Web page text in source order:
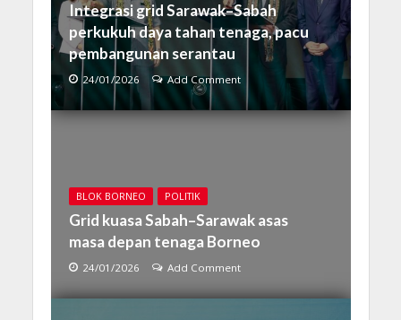
Integrasi grid Sarawak–Sabah
perkukuh daya tahan tenaga, pacu
pembangunan serantau
24/01/2026 Add Comment
BLOK BORNEO POLITIK
Grid kuasa Sabah–Sarawak asas
masa depan tenaga Borneo
24/01/2026 Add Comment